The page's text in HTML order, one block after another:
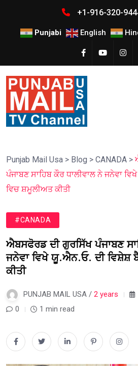
+1-916-320-
Punjabi English
Punjab Mail Usa > Blog > CANADA >
ਪੰਜਾਬਣ ਸਾਹਿਬ ਕੌਰ ਧਾਲੀਵਾਲ ਨੇ ਜਨੇਵਾ
ਵਿਚ ਸ਼ਮੂਲੀਅਤ ਕੀਤੀ
#CANADA
ਐਬਸਫੋਰਡ ਦੀ ਗੁਰਸਿੱਖ ਪੰਜਾਬਣ
ਜਨੇਵਾ ਵਿਖੇ ਯੂ.ਐਨ.ਓ. ਦੀ ਵਿਸ਼ੇਸ਼
ਕੀਤੀ
PUNJAB MAIL USA / 2 years
0
1 min read